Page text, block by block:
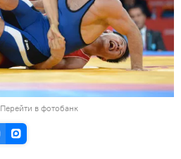
Перейти в фотобанк